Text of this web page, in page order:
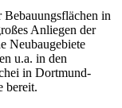
in
Anliegen der
Neubaugebiete
u.a. in den
in Dortmund-
bereit.